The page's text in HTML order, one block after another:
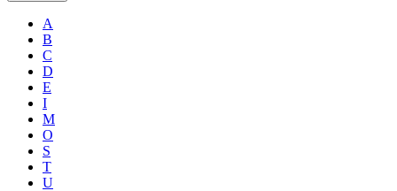
A
B
C
D
E
I
M
O
S
T
U